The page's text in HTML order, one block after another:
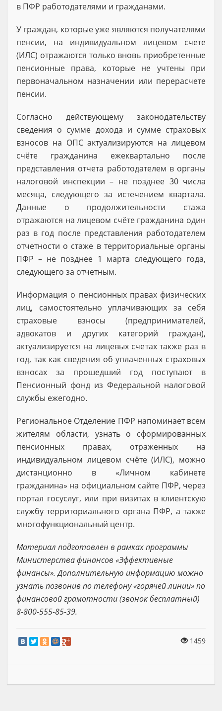
в ПФР работодателями и гражданами.
У граждан, которые уже являются получателями
пенсии, на индивидуальном лицевом счете
(ИЛС) отражаются только вновь приобретенные
пенсионные права, которые не учтены при
первоначальном назначении или перерасчете
пенсии.
Согласно действующему законодательству
сведения о сумме дохода и сумме страховых
взносов на ОПС актуализируются на лицевом
счёте гражданина ежеквартально после
представления отчета работодателем в органы
налоговой инспекции – не позднее 30 числа
месяца, следующего за истечением квартала.
Данные о продолжительности стажа
отражаются на лицевом счёте гражданина один
раз в год после представления работодателем
отчетности о стаже в территориальные органы
ПФР – не позднее 1 марта следующего года,
следующего за отчетным.
Информация о пенсионных правах физических
лиц, самостоятельно уплачивающих за себя
страховые взносы (предпринимателей,
адвокатов и других категорий граждан),
актуализируется на лицевых счетах также раз в
год, так как сведения об уплаченных страховых
взносах за прошедший год поступают в
Пенсионный фонд из Федеральной налоговой
службы ежегодно.
Региональное Отделение ПФР напоминает всем
жителям области, узнать о сформированных
пенсионных правах, отраженных на
индивидуальном лицевом счёте (ИЛС), можно
дистанционно в «Личном кабинете
гражданина» на официальном сайте ПФР, через
портал госуслуг, или при визитах в клиентскую
службу территориального органа ПФР, а также
многофункциональный центр.
Материал подготовлен в рамках программы
Министерства финансов «Эффективные
финансы». Дополнительную информацию можно
узнать позвонив по телефону «горячей линии» по
финансовой грамотности (звонок бесплатный)
8-800-555-85-39.
1459